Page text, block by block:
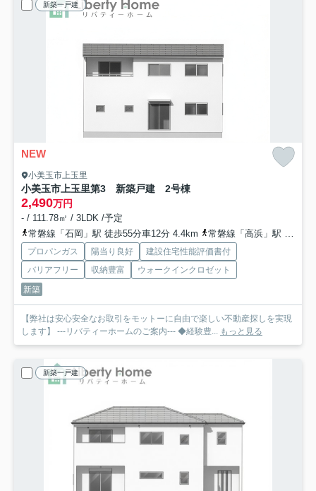
新築一戸建
NEW
小美玉市上玉里
小美玉市上玉里第3 新築戸建 2号棟
2,490万円
- / 111.78㎡ / 3LDK /予定
常磐線「石岡」駅 徒歩55分車12分 4.4km
常磐線「高浜」駅 徒歩52分
プロパンガス 陽当り良好
建設住宅性能評価書付
バリアフリー
収納豊富
ウォークインクロゼット
新築
【弊社は安心安全なお取引をモットーに自由で楽しい不動産探しを実現
します】 ---リバティーホームのご案内--- ◆経験豊... もっと見る
新築一戸建